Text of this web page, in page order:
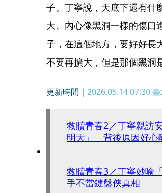
子。丁寧說，天底下還有什
大、內心像黑洞一樣的傷口
子，在這個地方，要好好長
不要再擴大，但是那個黑洞
更新時間｜ 2026.05.14 07:30臺
救贖青春2／丁寧親訪
明天」 背後原因好心
救贖青春3／丁寧妙喻
手不當鍵盤俠真相